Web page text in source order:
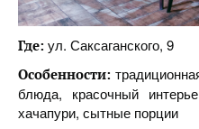
Где: ул. Саксаганского, 9
Особенности:
блюда, красочный
хачапури, сытные порции